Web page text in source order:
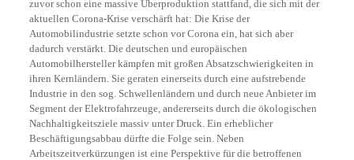
zuvor schon eine massive Überproduktion stattfand, die sich mit der
aktuellen Corona-Krise verschärft hat: Die Krise der
Automobilindustrie setzte schon vor Corona ein, hat sich aber
dadurch verstärkt. Die deutschen und europäischen
Automobilhersteller kämpfen mit großen Absatzschwierigkeiten in
ihren Kernländern. Sie geraten einerseits durch eine aufstrebende
Industrie in den sog. Schwellenländern und durch neue Anbieter im
Segment der Elektrofahrzeuge, andererseits durch die ökologischen
Nachhaltigkeitsziele massiv unter Druck. Ein erheblicher
Beschäftigungsabbau dürfte die Folge sein. Neben
Arbeitszeitverkürzungen ist eine Perspektive für die betroffenen